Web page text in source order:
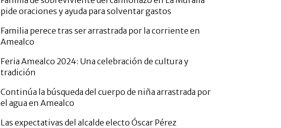
pide oraciones y ayuda para solventar gastos
Familia perece tras ser arrastrada por la corriente en
Amealco
Feria Amealco 2024: Una celebración de cultura y
tradición
Continúa la búsqueda del cuerpo de niña arrastrada por
el agua en Amealco
Las expectativas del alcalde electo Óscar Pérez